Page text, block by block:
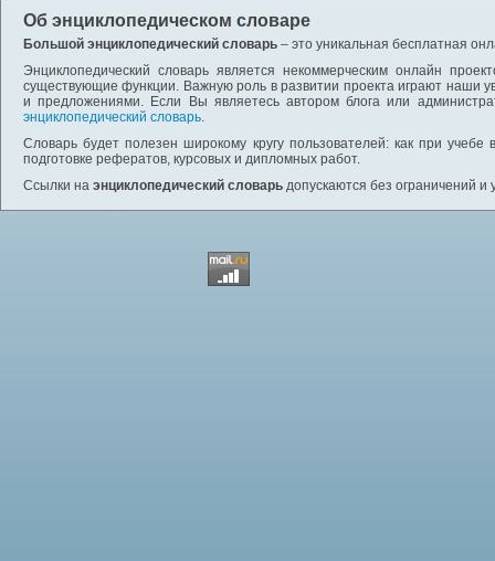
Об энциклопедическом словаре
Большой энциклопедический словарь – это уникальная бесплатная
Энциклопедический словарь является некоммерческим онлайн
существующие функции. Важную роль в развитии проекта играют наши
и предложениями. Если Вы являетесь автором блога или
энциклопедический словарь.
Словарь будет полезен широкому кругу пользователей: как при
подготовке рефератов, курсовых и дипломных работ.
Ссылки на энциклопедический словарь допускаются без ограничений и